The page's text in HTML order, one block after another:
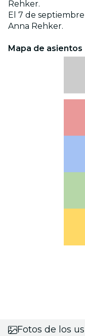
Rehker.
El 7 de
Anna Rehker.
Mapa de asientos
Fotos de los